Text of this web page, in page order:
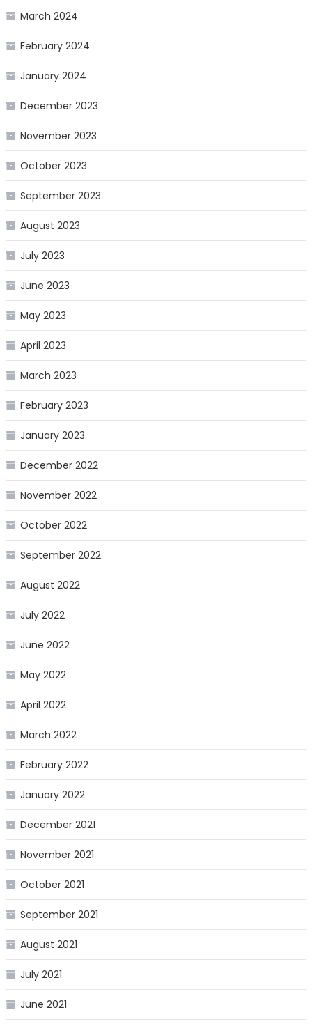
March 2024
February 2024
January 2024
December 2023
November 2023
October 2023
September 2023
August 2023
July 2023
June 2023
May 2023
April 2023
March 2023
February 2023
January 2023
December 2022
November 2022
October 2022
September 2022
August 2022
July 2022
June 2022
May 2022
April 2022
March 2022
February 2022
January 2022
December 2021
November 2021
October 2021
September 2021
August 2021
July 2021
June 2021